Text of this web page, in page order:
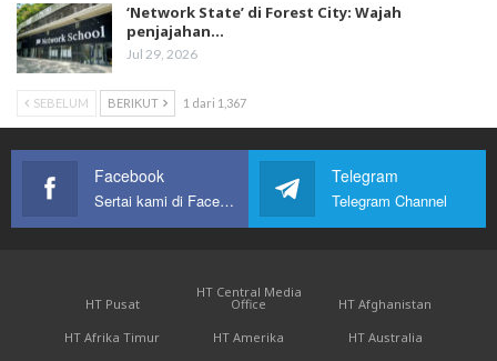
‘Network State’ di Forest City: Wajah
penjajahan…
Jul 29, 2026
SEBELUM BERIKUT 1 dari 1,367
Facebook
Sertai kami di Facebook
Telegram
Telegram Channel
HT Pusat
HT Central Media
Office
HT Afghanistan
HT Afrika Timur
HT Amerika
HT Australia